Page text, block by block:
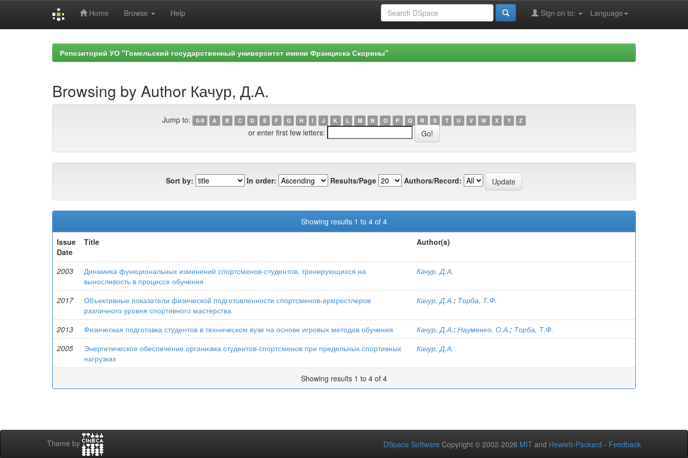
Home Browse Help Language
Sign on to:
Репозиторий УО "Гомельский государственный университет имени Франциска Скорины"
Browsing by Author Качур, Д.А.
Jump to: 0-9 A B C D E F G H I J K L M N O P Q R S T U V W X Y Z
or enter first few letters:
Sort by: In order: Results/Page Authors/Record:
Showing results 1 to 4 of 4
Issue
Date
Title Author(s)
2003
Динамика функциональных изменений спортсменов-студентов, тренирующихся на
выносливость в процессе обучения
Качур, Д.А.
2017
Объективные показатели физической подготовленности спортсменов-армрестлеров
различного уровня спортивного мастерства
Качур, Д.А.; Торба, Т.Ф.
2013 Физическая подготовка студентов в техническом вузе на основе игровых методов обучения Качур, Д.А.; Науменко, О.А.; Торба, Т.Ф.
2005
Энергетическое обеспечение организма студентов-спортсменов при предельных спортивных
нагрузках
Качур, Д.А.
Showing results 1 to 4 of 4
Theme by DSpace Software Copyright © 2002-2026 MIT and Hewlett-Packard - Feedback